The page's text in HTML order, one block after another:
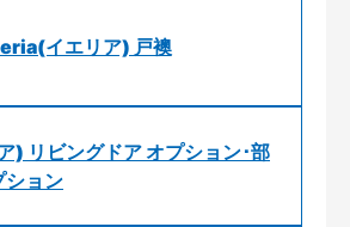
イエリア) 戸襖
) リビングドア オプション･部
ション